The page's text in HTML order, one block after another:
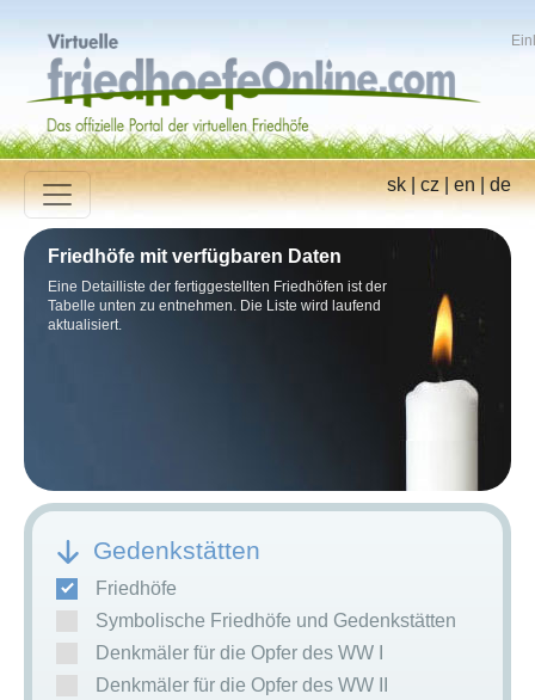
sk|cz|en|de
Friedhöfe mit verfügbaren Daten
Eine Detailliste der fertiggestellten Friedhöfen ist der
Tabelle unten zu entnehmen. Die Liste wird laufend
aktualisiert.
Gedenkstätten
Friedhöfe
Symbolische Friedhöfe und Gedenkstätten
Denkmäler für die Opfer des WW I
Denkmäler für die Opfer des WW II